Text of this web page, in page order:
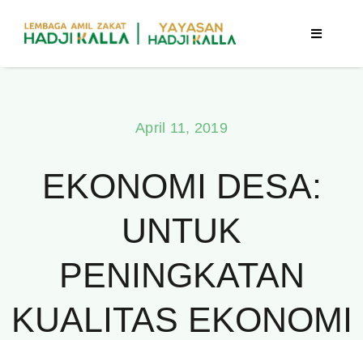
content
Toggle
Program
Publikasi
April 11, 2019
EKONOMI DESA:
UNTUK
PENINGKATAN
KUALITAS EKONOMI